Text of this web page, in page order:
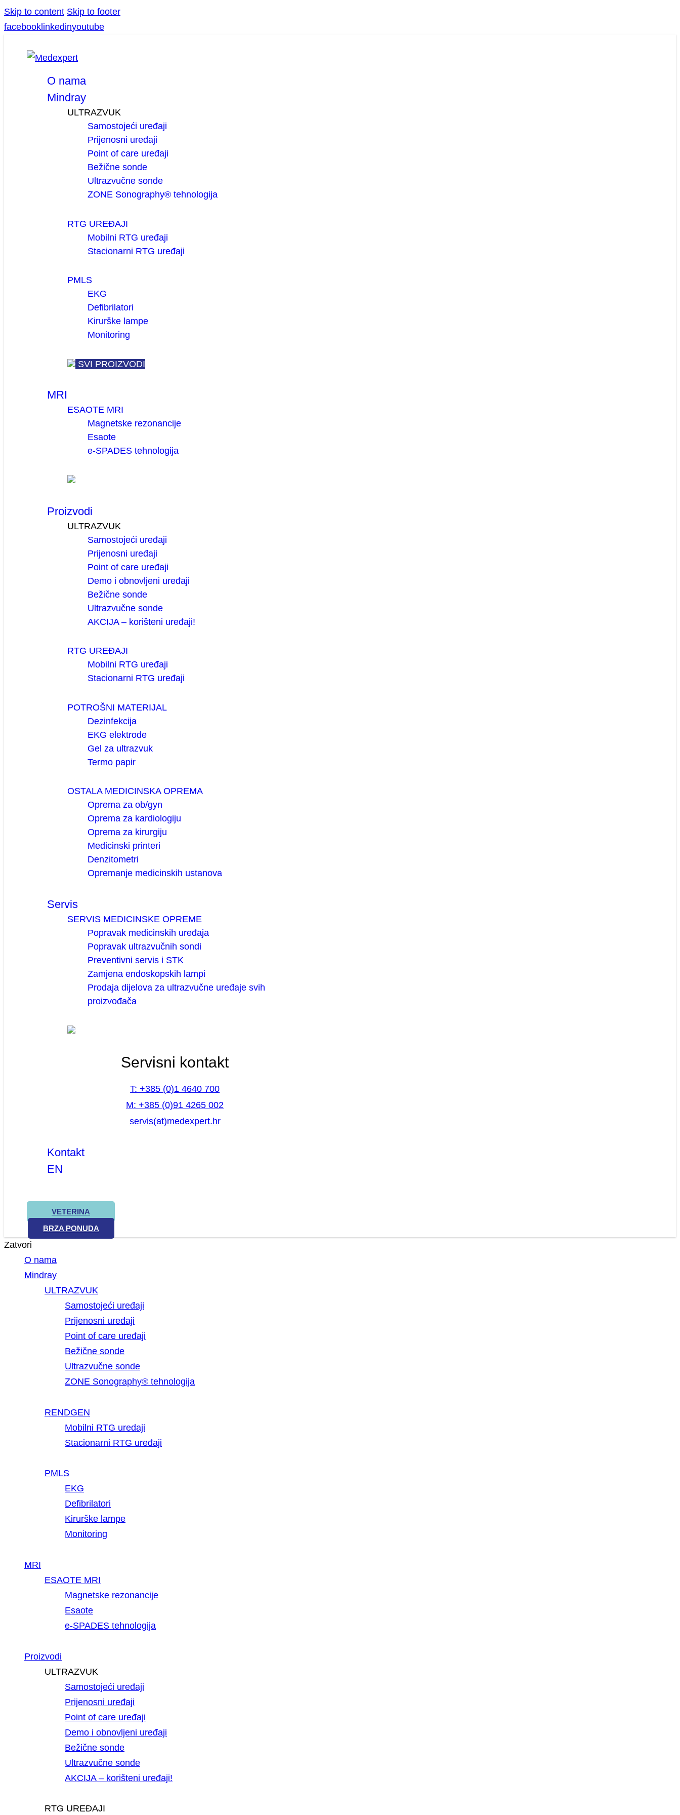
Skip to content Skip to footer
facebook linkedinyoutube
O nama
Mindray
ULTRAZVUK
Samostojeći uređaji
Prijenosni uređaji
Point of care uređaji
Bežične sonde
Ultrazvučne sonde
ZONE Sonography® tehnologija
RTG UREĐAJI
Mobilni RTG uređaji
Stacionarni RTG uređaji
PMLS
EKG
Defibrilatori
Kirurške lampe
Monitoring
SVI PROIZVODI
MRI
ESAOTE MRI
Magnetske rezonancije
Esaote
e-SPADES tehnologija
Proizvodi
ULTRAZVUK
Samostojeći uređaji
Prijenosni uređaji
Point of care uređaji
Demo i obnovljeni uređaji
Bežične sonde
Ultrazvučne sonde
AKCIJA – korišteni uređaji!
RTG UREĐAJI
Mobilni RTG uređaji
Stacionarni RTG uređaji
POTROŠNI MATERIJAL
Dezinfekcija
EKG elektrode
Gel za ultrazvuk
Termo papir
OSTALA MEDICINSKA OPREMA
Oprema za ob/gyn
Oprema za kardiologiju
Oprema za kirurgiju
Medicinski printeri
Denzitometri
Opremanje medicinskih ustanova
Servis
SERVIS MEDICINSKE OPREME
Popravak medicinskih uređaja
Popravak ultrazvučnih sondi
Preventivni servis i STK
Zamjena endoskopskih lampi
Prodaja dijelova za ultrazvučne uređaje svih
proizvođača
Servisni kontakt
T: +385 (0)1 4640 700
M: +385 (0)91 4265 002
servis(at)medexpert.hr
Kontakt
EN
VETERINA
BRZA PONUDA
Zatvori
O nama
Mindray
ULTRAZVUK
Samostojeći uređaji
Prijenosni uređaji
Point of care uređaji
Bežične sonde
Ultrazvučne sonde
ZONE Sonography® tehnologija
RENDGEN
Mobilni RTG uredaji
Stacionarni RTG uređaji
PMLS
EKG
Defibrilatori
Kirurške lampe
Monitoring
MRI
ESAOTE MRI
Magnetske rezonancije
Esaote
e-SPADES tehnologija
Proizvodi
ULTRAZVUK
Samostojeći uređaji
Prijenosni uređaji
Point of care uređaji
Demo i obnovljeni uređaji
Bežične sonde
Ultrazvučne sonde
AKCIJA – korišteni uređaji!
RTG UREĐAJI